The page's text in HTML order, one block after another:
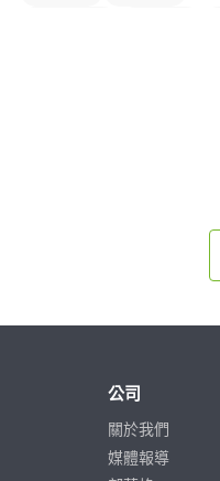
公司
關於我們
媒體報導